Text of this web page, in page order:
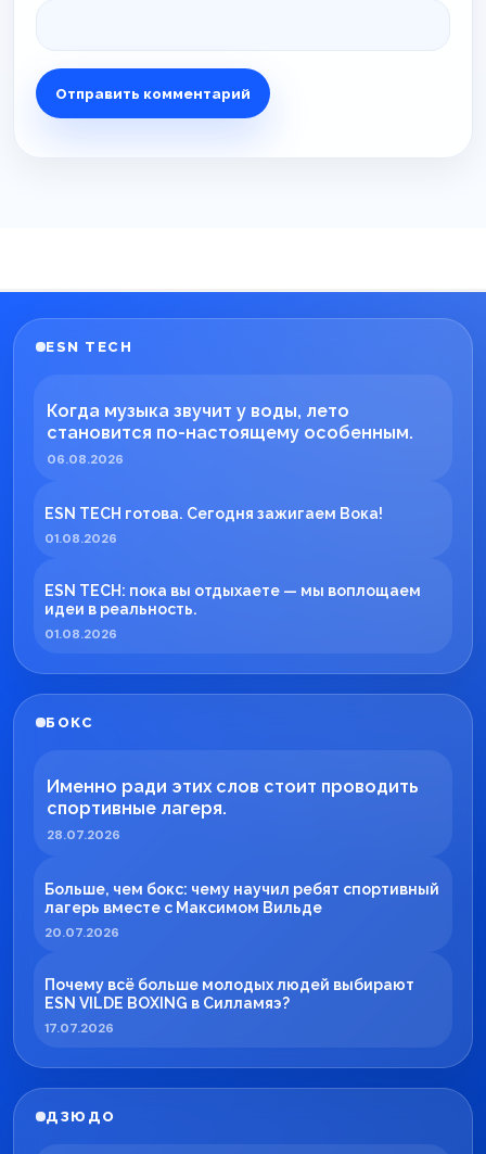
ESN TECH
Когда музыка звучит у воды, лето
становится по-настоящему особенным.
06.08.2026
ESN TECH готова. Сегодня зажигаем Вока!
01.08.2026
ESN TECH: пока вы отдыхаете — мы воплощаем
идеи в реальность.
01.08.2026
БОКС
Именно ради этих слов стоит проводить
спортивные лагеря.
28.07.2026
Больше, чем бокс: чему научил ребят спортивный
лагерь вместе с Максимом Вильде
20.07.2026
Почему всё больше молодых людей выбирают
ESN VILDE BOXING в Силламяэ?
17.07.2026
ДЗЮДО